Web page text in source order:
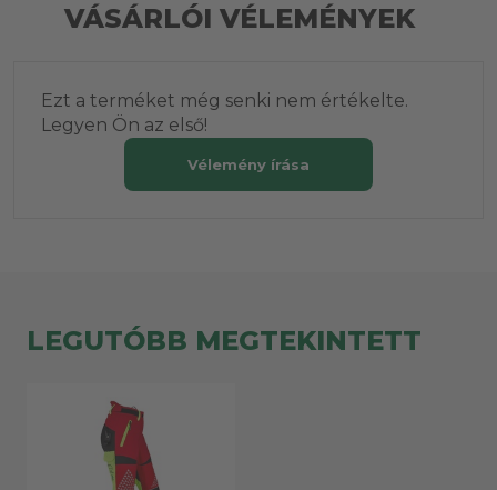
VÁSÁRLÓI VÉLEMÉNYEK
Ezt a terméket még senki nem értékelte.
Legyen Ön az első!
Vélemény írása
LEGUTÓBB MEGTEKINTETT